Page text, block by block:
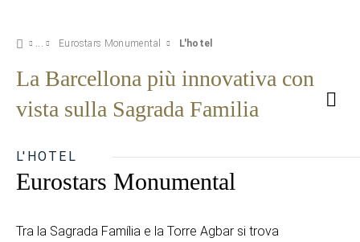
Eurostars Monumental L'hotel
La Barcellona più innovativa con
vista sulla Sagrada Familia
L'HOTEL
Eurostars Monumental
Tra la Sagrada Família e la Torre Agbar si trova